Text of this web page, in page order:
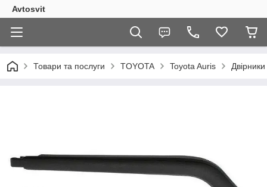
Avtosvit
Товари та послуги TOYOTA Toyota Auris Двірники